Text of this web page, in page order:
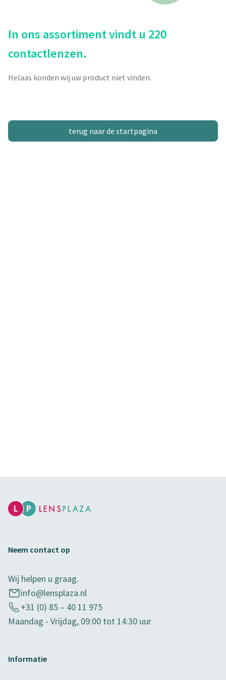
In ons assortiment vindt u 220
contactlenzen.
Helaas konden wij uw product niet vinden.
terug naar de startpagina
Neem contact op
Wij helpen u graag.
info@lensplaza.nl
+31 (0) 85 – 40 11 975
Maandag - Vrijdag, 09:00 tot 14:30 uur
Informatie